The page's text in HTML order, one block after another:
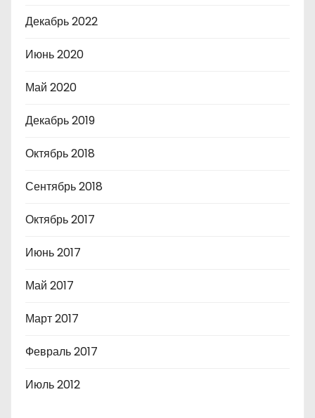
Декабрь 2022
Июнь 2020
Май 2020
Декабрь 2019
Октябрь 2018
Сентябрь 2018
Октябрь 2017
Июнь 2017
Май 2017
Март 2017
Февраль 2017
Июль 2012